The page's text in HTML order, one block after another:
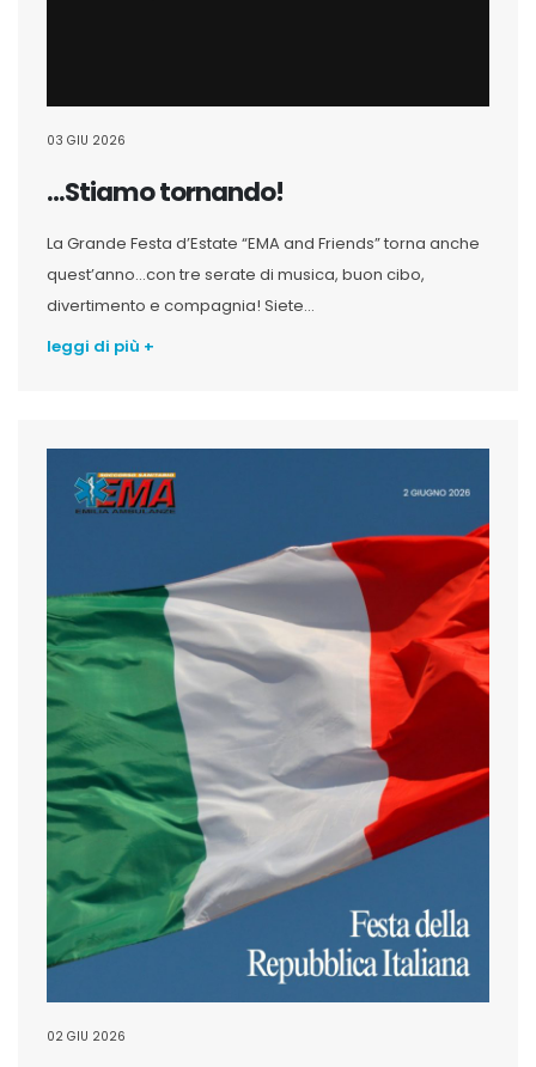
03 GIU 2026
…Stiamo tornando!
La Grande Festa d’Estate “EMA and Friends” torna anche
quest’anno…con tre serate di musica, buon cibo,
divertimento e compagnia! Siete...
leggi di più +
02 GIU 2026